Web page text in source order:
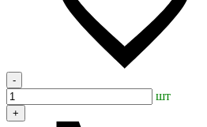
-
шт
+